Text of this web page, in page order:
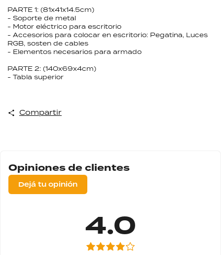
PARTE 1: (81x41x14.5cm)
- Soporte de metal
- Motor eléctrico para escritorio
- Accesorios para colocar en escritorio: Pegatina, Luces
RGB, sosten de cables
- Elementos necesarios para armado
PARTE 2: (140x69x4cm)
- Tabla superior
Compartir
Opiniones de clientes
Dejá tu opinión
4.0